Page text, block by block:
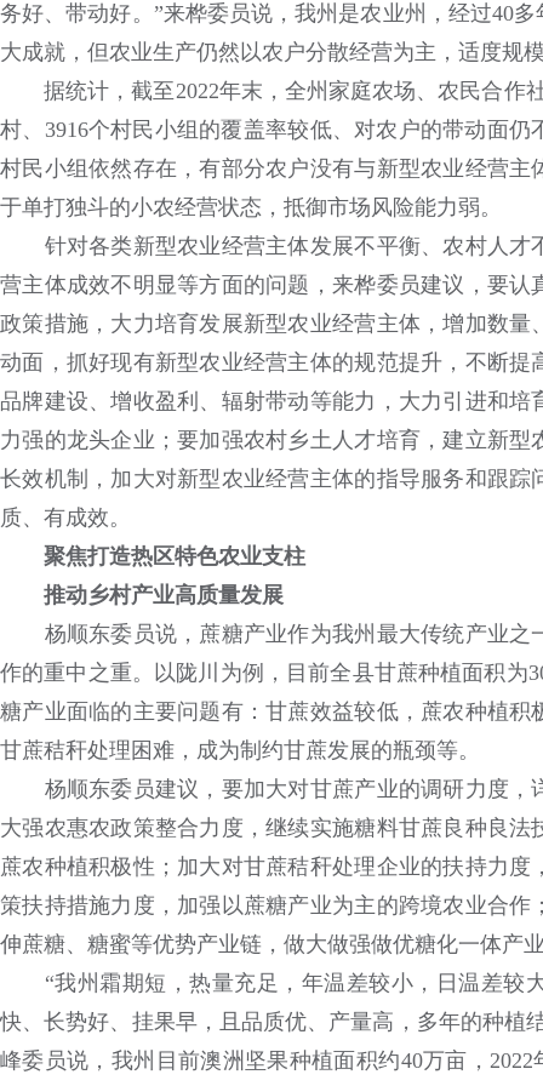
务好、带动好。”来桦委员说，我州是农业州，经过40
大成就，但农业生产仍然以农户分散经营为主，适度规
据统计，截至2022年末，全州家庭农场、农民合作
村、3916个村民小组的覆盖率较低、对农户的带动面
村民小组依然存在，有部分农户没有与新型农业经营
于单打独斗的小农经营状态，抵御市场风险能力弱。
针对各类新型农业经营主体发展不平衡、农村人才
营主体成效不明显等方面的问题，来桦委员建议，要
政策措施，大力培育发展新型农业经营主体，增加数
动面，抓好现有新型农业经营主体的规范提升，不断
品牌建设、增收盈利、辐射带动等能力，大力引进和
力强的龙头企业；要加强农村乡土人才培育，建立新
长效机制，加大对新型农业经营主体的指导服务和跟
质、有成效。
聚焦打造热区特色农业支柱
推动乡村产业高质量发展
杨顺东委员说，蔗糖产业作为我州最大传统产业之
作的重中之重。以陇川为例，目前全县甘蔗种植面积为
糖产业面临的主要问题有：甘蔗效益较低，蔗农种植
甘蔗秸秆处理困难，成为制约甘蔗发展的瓶颈等。
杨顺东委员建议，要加大对甘蔗产业的调研力度，
大强农惠农政策整合力度，继续实施糖料甘蔗良种良
蔗农种植积极性；加大对甘蔗秸秆处理企业的扶持力
策扶持措施力度，加强以蔗糖产业为主的跨境农业合
伸蔗糖、糖蜜等优势产业链，做大做强做优糖化一体产
“我州霜期短，热量充足，年温差较小，日温差较
快、长势好、挂果早，且品质优、产量高，多年的种植
峰委员说，我州目前澳洲坚果种植面积约40万亩，